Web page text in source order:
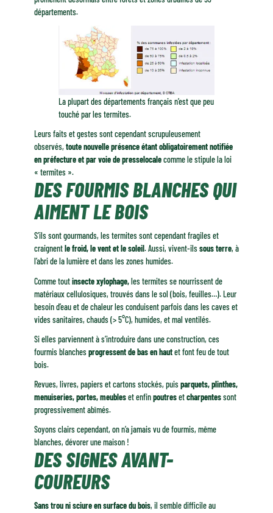
départements.
La plupart des départements français n’est que peu
touché par les termites.
Leurs faits et gestes sont cependant scrupuleusement
observés, toute nouvelle présence étant obligatoirement notifiée
en préfecture et par voie de presselocalecomme le stipule la loi
« termites ».
DES FOURMIS BLANCHES QUI
AIMENT LE BOIS
S’ils sont gourmands, les termites sont cependant fragiles et
craignent le froid, le vent et le soleil. Aussi, vivent-ilssous terre, à
l’abri de la lumière et dans les zones humides.
Comme toutinsecte xylophage,les termites se nourrissent de
matériaux cellulosiques, trouvés dans le sol (bois, feuilles…). Leur
besoin d’eau et de chaleur les conduisent parfois dans les caves et
vides sanitaires, chauds (> 5°C), humides, et mal ventilés.
Si elles parviennent à s’introduire dans une construction, ces
fourmis blanchesprogressent de bas en hautet font feu de tout
bois.
Revues, livres, papiers et cartons stockés, puisparquets, plinthes,
menuiseries, portes, meubleset enfinpoutresetcharpentessont
progressivement abîmés.
Soyons clairs cependant, on n’a jamais vu de fourmis, même
blanches, dévorer une maison !
DES SIGNES AVANT-
COUREURS
Sans trou ni sciure en surface du bois, il semble difficile au